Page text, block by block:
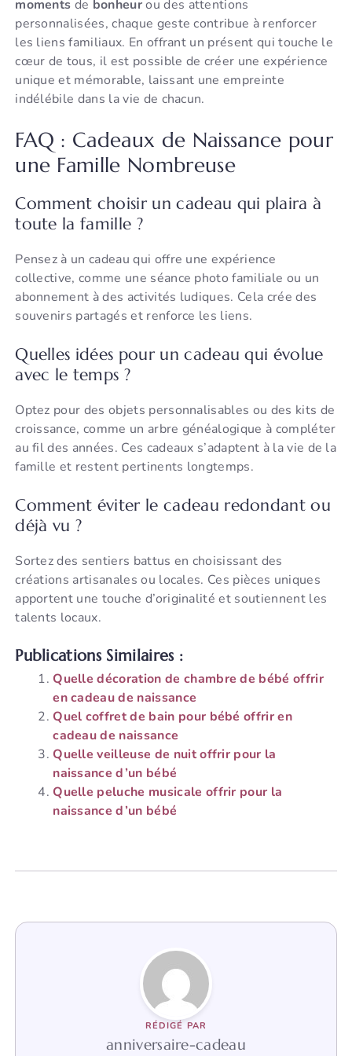
moments de bonheurou des attentions
personnalisées, chaque geste contribue à renforcer
les liens familiaux. En offrant un présent qui touche le
cœur de tous, il est possible de créer une expérience
unique et mémorable, laissant une empreinte
indélébile dans la vie de chacun.
FAQ : Cadeaux de Naissance pour
une Famille Nombreuse
Comment choisir un cadeau qui plaira à
toute la famille ?
Pensez à un cadeau qui offre une expérience
collective, comme une séance photo familiale ou un
abonnement à des activités ludiques. Cela crée des
souvenirs partagés et renforce les liens.
Quelles idées pour un cadeau qui évolue
avec le temps ?
Optez pour des objets personnalisables ou des kits de
croissance, comme un arbre généalogique à compléter
au fil des années. Ces cadeaux s’adaptent à la vie de la
famille et restent pertinents longtemps.
Comment éviter le cadeau redondant ou
déjà vu ?
Sortez des sentiers battus en choisissant des
créations artisanales ou locales. Ces pièces uniques
apportent une touche d’originalité et soutiennent les
talents locaux.
Publications Similaires :
Quelle décoration de chambre de bébé offrir
en cadeau de naissance
Quel coffret de bain pour bébé offrir en
cadeau de naissance
Quelle veilleuse de nuit offrir pour la
naissance d’un bébé
Quelle peluche musicale offrir pour la
naissance d’un bébé
RÉDIGÉ PAR
anniversaire-cadeau